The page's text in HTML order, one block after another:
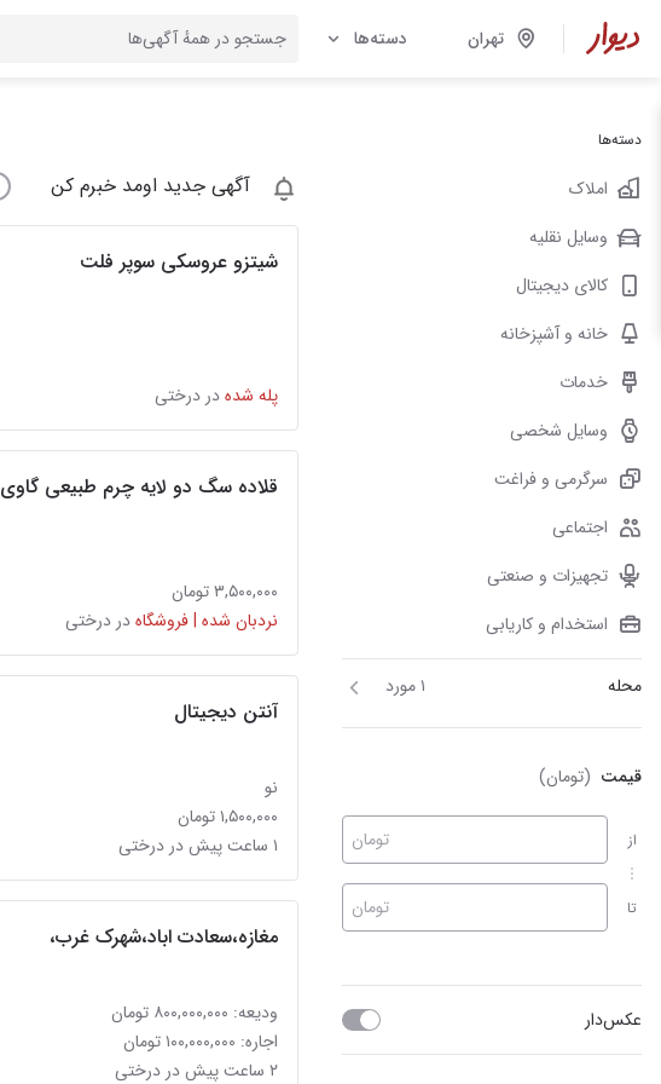
تهران دسته‌ها
دسته‌ها
املاک
وسایل نقلیه
کالای دیجیتال
خانه و آشپزخانه
خدمات
وسایل شخصی
سرگرمی و فراغت
اجتماعی
تجهیزات و صنعتی
استخدام و کاریابی
محله ۱ مورد
قیمت (تومان)
از
تا
تومان
تومان
عکس‌دار
آگهی جدید اومد خبرم کن
شیتزو عروسکی سوپر فلت
پله شدهدر درختی
قلاده سگ دو لایه چرم طبیعی گاوی
۳,۵۰۰,۰۰۰ تومان
نردبان شده | فروشگاهدر درختی
آنتن دیجیتال
نو
۱,۵۰۰,۰۰۰ تومان
۱ ساعت پیش در درختی
مغازه،سعادت اباد،شهرک غرب،
ودیعه: ۸۰۰,۰۰۰,۰۰۰ تومان
اجاره: ۱۰۰,۰۰۰,۰۰۰ تومان
۲ ساعت پیش در درختی